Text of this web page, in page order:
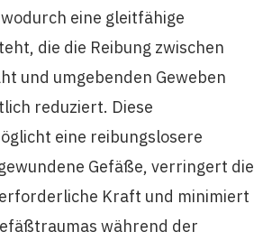
eine gleitfähige
die die Reibung zwischen
und umgebenden Geweben
reduziert. Diese
eine reibungslosere
Gefäße, verringert die
Kraft und minimiert
während der